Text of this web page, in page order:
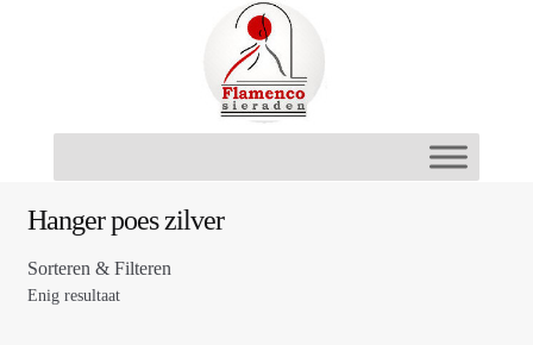
Hanger poes zilver
Sorteren & Filteren
Enig resultaat